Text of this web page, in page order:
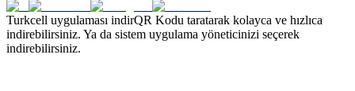
Turkcell uygulaması indirQR Kodu taratarak kolayca ve hızlıca
indirebilirsiniz. Ya da sistem uygulama yöneticinizi seçerek
indirebilirsiniz.